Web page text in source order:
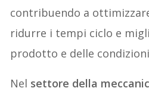
contribuendo a
ridurre i tempi ciclo e
prodotto e delle
Nel settore della